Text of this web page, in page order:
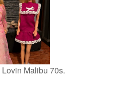
Malibu 70s.